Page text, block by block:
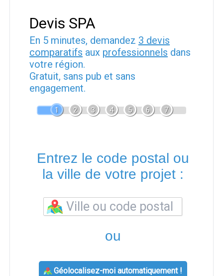
Devis SPA
En 5 minutes, demandez 3 devis
comparatifs aux professionnels dans
votre région.
Gratuit, sans pub et sans
engagement.
1 2 3 4 5 6 7
Entrez le code postal ou
la ville de votre projet :
ou
Géolocalisez-moi automatiquement !